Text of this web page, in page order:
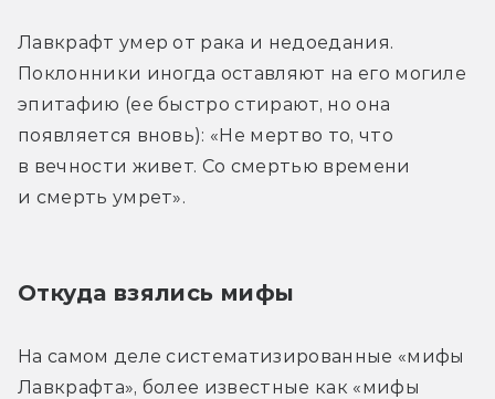
Лавкрафт умер от рака и недоедания.
Поклонники иногда оставляют на его могиле
эпитафию (ее быстро стирают, но она
появляется вновь): «Не мертво то, что
в вечности живет. Со смертью времени
и смерть умрет».
Откуда взялись мифы
На самом деле систематизированные «мифы
Лавкрафта», более известные как «мифы